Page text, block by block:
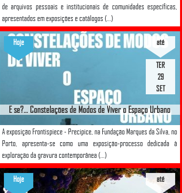
de arquivos pessoais e institucionais de comunidades específicas,
apresentados em exposições e catálogos (...)
E se?... Constelações de Modos de Viver o Espaço Urbano
A exposição Frontispiece - Precipice, na Fundação Marques da Silva, no
Porto, apresenta-se como uma exposição-processo dedicada à
exploração da gravura contemporânea (...)
até
TER
29
SET
Hoje
até
Hoje